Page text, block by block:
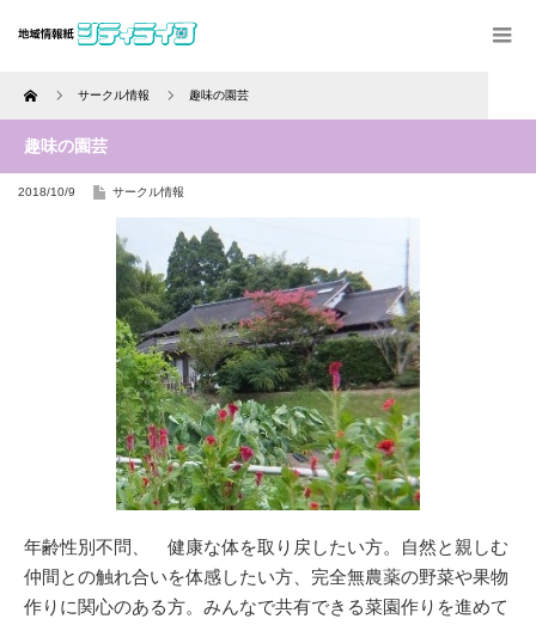
Home サークル情報 趣味の園芸
趣味の園芸
2018/10/9 サークル情報
年齢性別不問、 健康な体を取り戻したい方。自然と親しむ
仲間との触れ合いを体感したい方、完全無農薬の野菜や果物
作りに関心のある方。みんなで共有できる菜園作りを進めて